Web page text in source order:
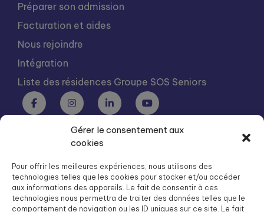
Gérer le consentement aux
cookies
Pour offrir les meilleures expériences, nous utilisons des
technologies telles que les cookies pour stocker et/ou accéder
aux informations des appareils. Le fait de consentir à ces
technologies nous permettra de traiter des données telles que le
comportement de navigation ou les ID uniques sur ce site. Le fait
Préparer son admission
Facturation et aides
Nous rejoindre
Intégration
Liste des résidences Groupe SOS Seniors
Groupe SOS Seniors est une association du Groupe SOS
dg.seniors@groupe-sos.org